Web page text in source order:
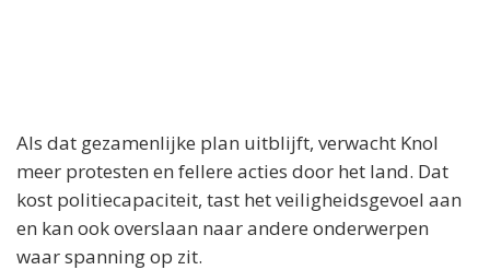
Als dat gezamenlijke plan uitblijft, verwacht Knol
meer protesten en fellere acties door het land. Dat
kost politiecapaciteit, tast het veiligheidsgevoel aan
en kan ook overslaan naar andere onderwerpen
waar spanning op zit.